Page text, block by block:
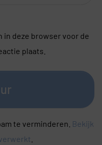
in deze browser voor de
plaats.
te verminderen. Bekijk